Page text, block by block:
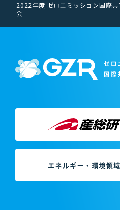
2022年度 ゼロエミッション国際
会